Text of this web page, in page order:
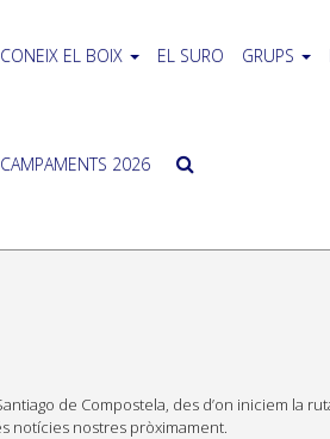
CONEIX EL BOIX EL SURO GRUPS
CAMPAMENTS 2026
de Compostela, des d’on iniciem la
notícies nostres pròximament.